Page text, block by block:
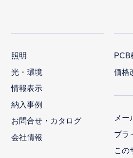
照明
光・環境
情報表示
納入事例
お問合せ・カタログ
会社情報
PCB
価格
メー
プラ
この